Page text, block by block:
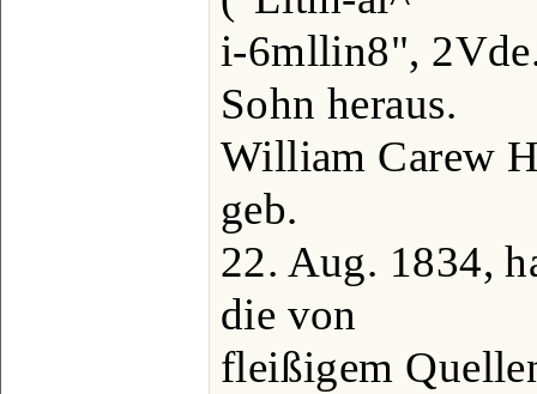
i-6mllin8",
Sohn heraus.
William Carew
geb.
22. Aug. 1834,
die von
fleißigem